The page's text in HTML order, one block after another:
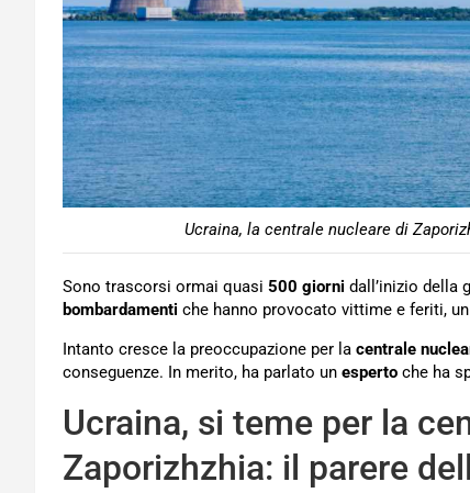
Ucraina, la centrale nucleare di
Sono trascorsi ormai quasi 500 giorni dall’inizio della
bombardamenti che hanno provocato vittime e feriti,
Intanto cresce la preoccupazione per la centrale
conseguenze. In merito, ha parlato un esperto che ha
Ucraina, si teme per la
Zaporizhzhia: il parere